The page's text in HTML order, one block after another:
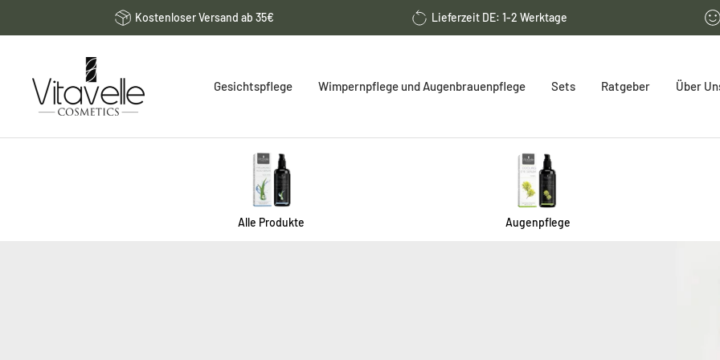
Kostenloser Versand ab 35€ Lieferzeit DE: 1-2 Werktage
Gesichtspflege Wimpernpflege und Augenbrauenpflege Sets Ratgeber Über
Cosmetics
DE
Alle Produkte Augenpflege